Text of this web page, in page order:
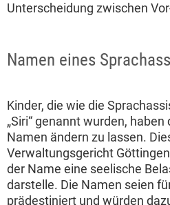
Unterscheidung zwischen
Namen eines
Kinder, die wie die
„Siri“ genannt wurden,
Namen ändern zu lassen.
Verwaltungsgericht
der Name eine seelische
darstelle. Die Namen seien
prädestiniert und würden